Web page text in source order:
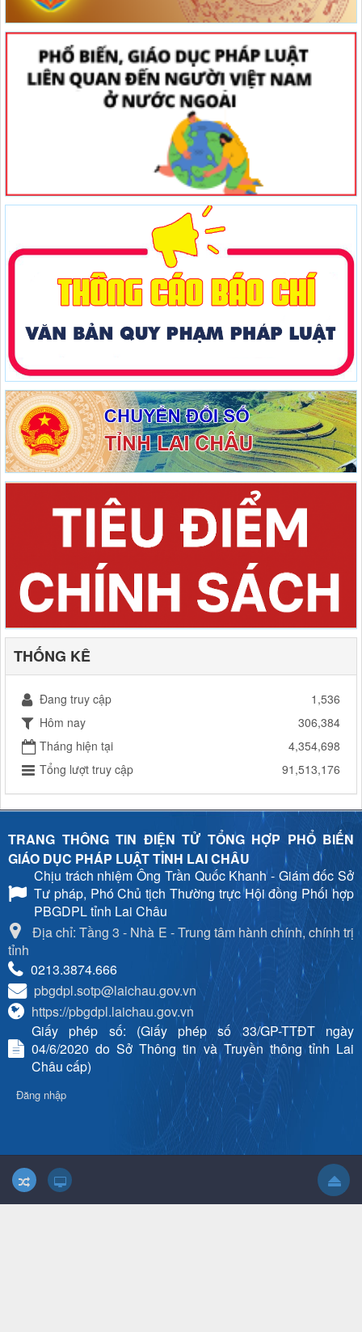
THỐNG KÊ
Đang truy cập
1,536
Hôm nay
306,384
Tháng hiện tại
4,354,698
Tổng lượt truy cập
91,513,176
TRANG THÔNG TIN ĐIỆN TỬ TỔNG HỢP PHỔ BIẾN
GIÁO DỤC PHÁP LUẬT TỈNH LAI CHÂU
Chịu trách nhiệmÔng Trần Quốc Khanh - Giám đốc Sở
Tư pháp, Phó Chủ tịch Thường trực Hội đồng Phối hợp
PBGDPL tỉnh Lai Châu
Địa chỉ: Tầng 3 - Nhà E - Trung tâm hành chính, chính trị
tỉnh
0213.3874.666
pbgdpl.sotp@laichau.gov.vn
https://pbgdpl.laichau.gov.vn
Giấy phép số: (Giấy phép số 33/GP-TTĐT ngày
04/6/2020 do Sở Thông tin và Truyền thông tỉnh Lai
Châu cấp)
Đăng nhập